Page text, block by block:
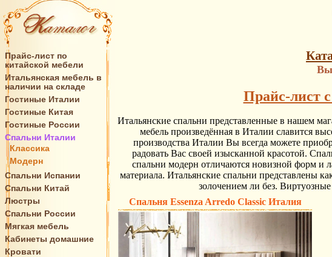
Прайс-лист по
китайской мебели
Итальянская мебель в
наличии на складе
Гостиные Италии
Гостиные Китая
Гостиные России
Спальни Италии
Классика
Модерн
Спальни Испании
Спальни Китай
Люстры
Спальни России
Мягкая мебель
Кабинеты домашние
Кровати
Прайс-лист
Итальянские спальни представленные в нашем
мебель произведённая в Италии славится
производства Италии Вы всегда можете
радовать Вас своей изысканной красотой.
спальни модерн отличаются новизной форм и
материала. Итальянские спальни представлены
золочением ли без.
Спальня Essenza Arredo Classic Италия